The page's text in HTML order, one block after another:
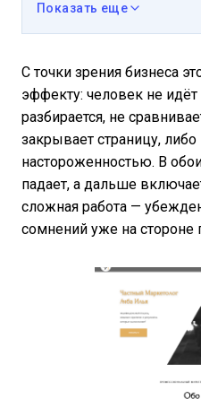
Показать еще
С точки зрения бизнеса
эффекту: человек не
разбирается, не
закрывает страницу,
настороженностью. В
падает, а дальше
сложная работа —
сомнений уже на стороне